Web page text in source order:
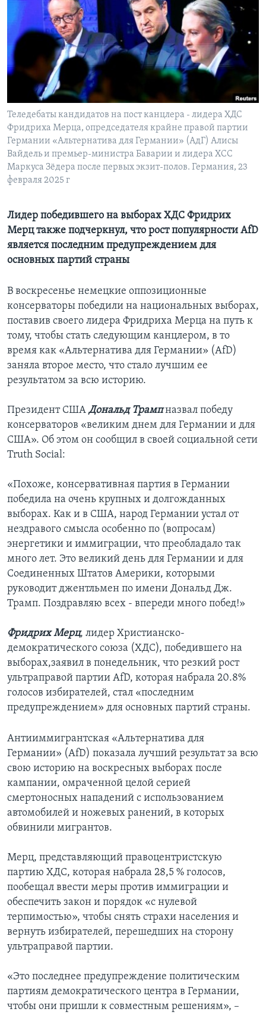
Learning English
СОЦИАЛЬНЫЕ СЕТИ
Языки
Теледебаты кандидатов на пост канцлера - лидера ХДС
Фридриха Мерца, опредседателя крайне правой партии
Германии «Альтернатива для Германии» (АдГ) Алисы
Вайдель и премьер-министра Баварии и лидера ХСС
Маркуса Зёдера после первых экзит-полов. Германия, 23
февраля 2025 г
Лидер победившего на выборах ХДС Фридрих
Мерц также подчеркнул, что рост популярности AfD
является последним предупреждением для
основных партий страны
В воскресенье немецкие оппозиционные
консерваторы победили на национальных выборах,
поставив своего лидера Фридриха Мерца на путь к
тому, чтобы стать следующим канцлером, в то
время как «Альтернатива для Германии» (AfD)
заняла второе место, что стало лучшим ее
результатом за всю историю.
Президент США Дональд Трампназвал победу
консерваторов «великим днем для Германии и для
США». Об этом он сообщил в своей социальной сети
Truth Social:
«Похоже, консервативная партия в Германии
победила на очень крупных и долгожданных
выборах. Как и в США, народ Германии устал от
нездравого смысла особенно по (вопросам)
энергетики и иммиграции, что преобладало так
много лет. Это великий день для Германии и для
Соединенных Штатов Америки, которыми
руководит джентльмен по имени Дональд Дж.
Трамп. Поздравляю всех - впереди много побед!»
Фридрих Мерц, лидер Христианско-
демократического союза (ХДС), победившего на
выборах,заявил в понедельник, что резкий рост
ультраправой партии AfD, которая набрала 20.8%
голосов избирателей, стал «последним
предупреждением» для основных партий страны.
Антииммигрантская «Альтернатива для
Германии» (AfD) показала лучший результат за всю
свою историю на воскресных выборах после
кампании, омраченной целой серией
смертоносных нападений с использованием
автомобилей и ножевых ранений, в которых
обвинили мигрантов.
Мерц, представляющий правоцентристскую
партию ХДС, которая набрала 28,5 % голосов,
пообещал ввести меры против иммиграции и
обеспечить закон и порядок «с нулевой
терпимостью», чтобы снять страхи населения и
вернуть избирателей, перешедших на сторону
ультраправой партии.
«Это последнее предупреждение политическим
партиям демократического центра в Германии,
чтобы они пришли к совместным решениям», –